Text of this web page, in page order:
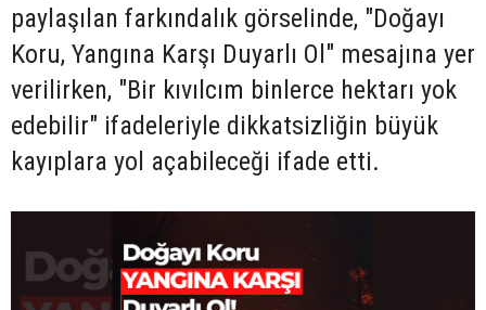
paylaşılan farkındalık görselinde, "Doğayı
Koru, Yangına Karşı Duyarlı Ol" mesajına yer
verilirken, "Bir kıvılcım binlerce hektarı yok
edebilir" ifadeleriyle dikkatsizliğin büyük
kayıplara yol açabileceği ifade etti.